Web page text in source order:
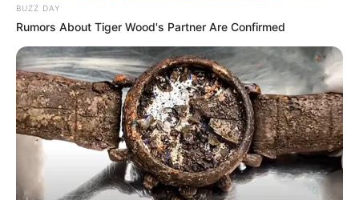
BUZZ DAY
Rumors About Tiger Wood's Partner Are Confirmed